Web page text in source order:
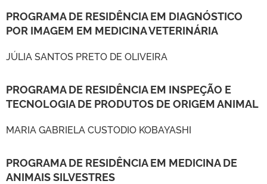
PROGRAMA DE RESIDÊNCIA EM DIAGNÓSTICO
POR IMAGEM EM MEDICINA VETERINÁRIA
JÚLIA SANTOS PRETO DE OLIVEIRA
PROGRAMA DE RESIDÊNCIA EM INSPEÇÃO E
TECNOLOGIA DE PRODUTOS DE ORIGEM ANIMAL
MARIA GABRIELA CUSTODIO KOBAYASHI
PROGRAMA DE RESIDÊNCIA EM MEDICINA DE
ANIMAIS SILVESTRES